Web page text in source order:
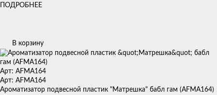
ПОДРОБНЕЕ
В корзину
Арт: AFMA164
Арт: AFMA164
Ароматизатор подвесной пластик "Матрешка" бабл гам (AFMA164)